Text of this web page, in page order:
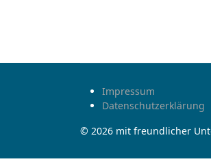
Impressum
Datenschutzerklärung
© 2026 mit freundlicher